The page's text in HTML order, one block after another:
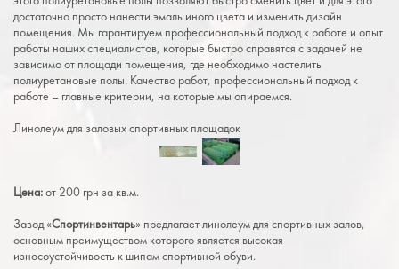
достаточно просто нанести эмаль иного цвета и изменить дизайн
помещения. Мы гарантируем профессиональный подход к работе и опыт
работы наших специалистов, которые быстро справятся с задачей не
зависимо от площади помещения, где необходимо настелить
полиуретановые полы. Качество работ, профессиональный подход к
работе – главные критерии, на которые мы опираемся.
Линолеум для заловых спортивных площадок
Цена:от 200 грн за кв.м.
Завод «Спортинвентарь» предлагает линолеум для спортивных залов,
основным преимуществом которого является высокая
износоустойчивость к шипам спортивной обуви.